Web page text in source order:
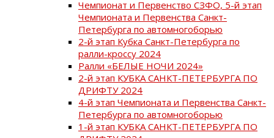
Чемпионат и Первенство СЗФО, 5-й этап
Чемпионата и Первенства Санкт-
Петербурга по автомногоборью
2-й этап Кубка Санкт-Петербурга по
ралли-кроссу 2024
Ралли «БЕЛЫЕ НОЧИ 2024»
2-й этап КУБКА САНКТ-ПЕТЕРБУРГА ПО
ДРИФТУ 2024
4-й этап Чемпионата и Первенства Санкт-
Петербурга по автомногоборью
1-й этап КУБКА САНКТ-ПЕТЕРБУРГА ПО